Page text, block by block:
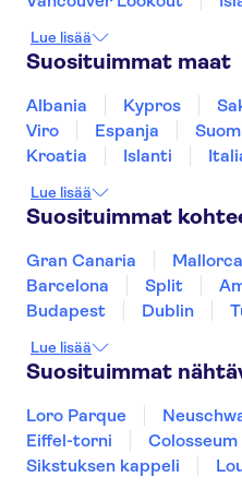
Vancouver Airport
Abercorn Inn
PRE CRUISE
Vancouver
Coast Coal Harbour
PRE CRUISE Best
Executive Hotel Le
PRE CRUISE The
PRE CRUISE
PRE CRUISE Pan Pacific
Vancouver
Lue lisää
Suosituimmat maat
Albania Kypros
Viro
Espanja
Kroatia
Islanti
Portugali
Ruotsi
Turkki
Lue lisää
Suosituimmat
Gran Canaria Mallorca
Barcelona
Split
Budapest
Dublin
York
Rovaniemi
Riika
Lue lisää
Suosituimmat
Loro Parque
Eiffel-torni
Colosseum
Sikstuksen kappeli